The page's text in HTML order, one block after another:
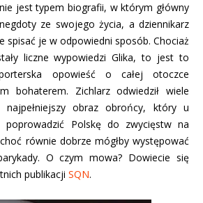
jest typem biografii, w którym główny
ze swojego życia, a dziennikarz
spisać je w odpowiedni sposób. Chociaż
liczne wypowiedzi Glika, to jest to
opowieść o całej otoczce
bohaterem. Zichlarz odwiedził wiele
najpełniejszy obraz obrońcy, który u
poprowadzić Polskę do zwycięstw na
równie dobrze mógłby występować
O czym mowa? Dowiecie się
publikacji SQN.